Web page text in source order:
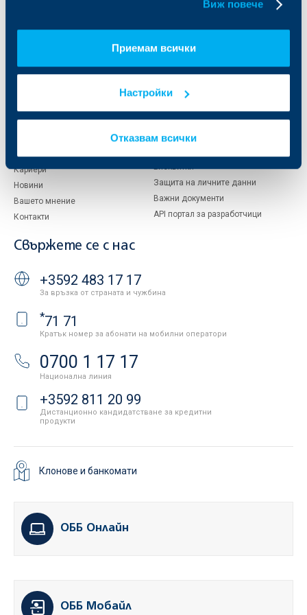
Виж повече
Приемам всички
Настройки
Отказвам всички
Кои сме ние
Управление
Тарифи и общи условия
ОББ Галерия
Кариери
Новини
Вашето мнение
Контакти
ДЗИ
ОББ Асет мениджмънт
ОББ Застрахователен брокер
Продажба на имоти
Бисквитки
Защита на личните данни
Важни документи
API портал за разработчици
Свържете се с нас
+3592 483 17 17
За връзка от страната и чужбина
*71 71
Кратък номер за абонати на мобилни оператори
0700 1 17 17
Национална линия
+3592 811 20 99
Дистанционно кандидатстване за кредитни
продукти
Клонове и банкомати
ОББ Онлайн
ОББ Мобайл